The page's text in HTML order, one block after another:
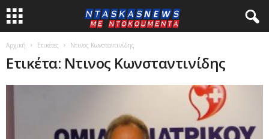
Αρχική Ετικέτες Ντινος Κωνσταντινίδης
Ετικέτα: Ντινος Κωνσταντινίδης